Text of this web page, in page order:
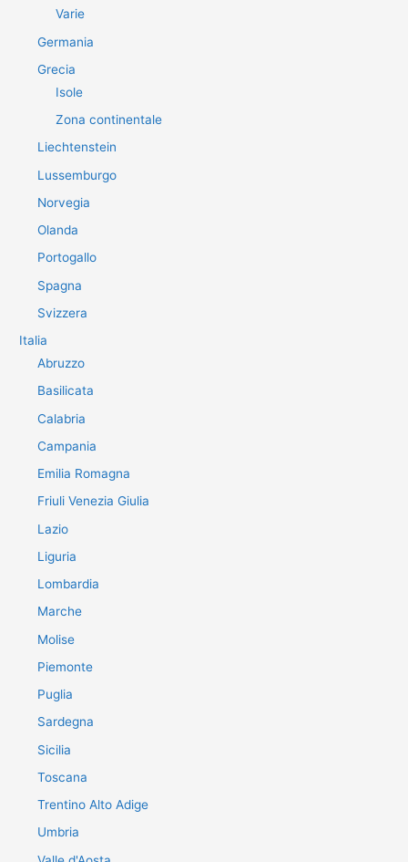
Varie
Germania
Grecia
Isole
Zona continentale
Liechtenstein
Lussemburgo
Norvegia
Olanda
Portogallo
Spagna
Svizzera
Italia
Abruzzo
Basilicata
Calabria
Campania
Emilia Romagna
Friuli Venezia Giulia
Lazio
Liguria
Lombardia
Marche
Molise
Piemonte
Puglia
Sardegna
Sicilia
Toscana
Trentino Alto Adige
Umbria